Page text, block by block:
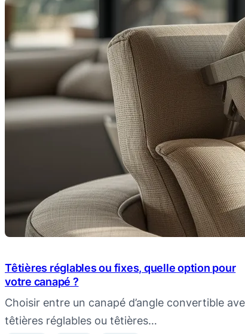
Têtières réglables ou fixes, quelle option pour
votre canapé ?
Choisir entre un canapé d’angle convertible
têtières réglables ou têtières…